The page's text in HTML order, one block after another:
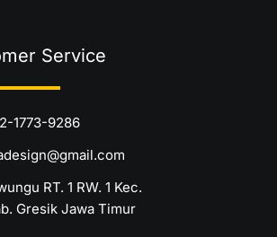
Service
1773-9286
RT. 1 RW. 1 Kec.
Gresik Jawa Timur